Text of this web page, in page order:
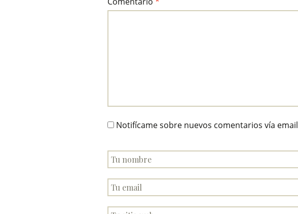
Notifícame sobre nuevos comentarios vía email